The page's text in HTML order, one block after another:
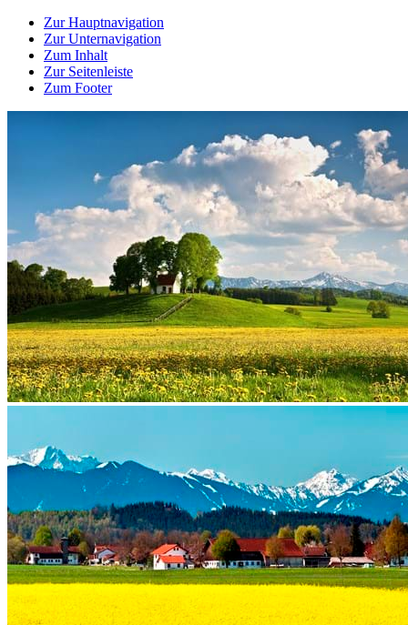
Zur Hauptnavigation
Zur Unternavigation
Zum Inhalt
Zur Seitenleiste
Zum Footer